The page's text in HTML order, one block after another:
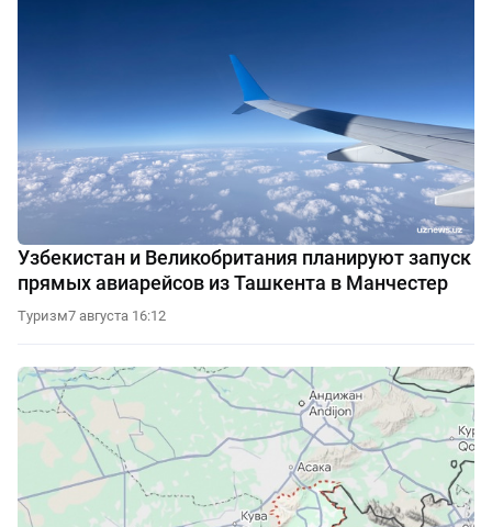
Узбекистан и Великобритания планируют запуск
прямых авиарейсов из Ташкента в Манчестер
Туризм7 августа 16:12